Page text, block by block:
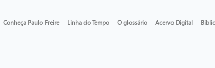
Conheça Paulo Freire Linha do Tempo O glossário Acervo Digital